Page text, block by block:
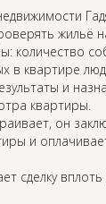
жильё
количество
в квартире
и
квартиры.
он
и
сделку